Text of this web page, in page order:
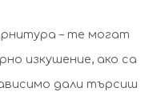
– те могат
изкушение, ако са
дали търсиш